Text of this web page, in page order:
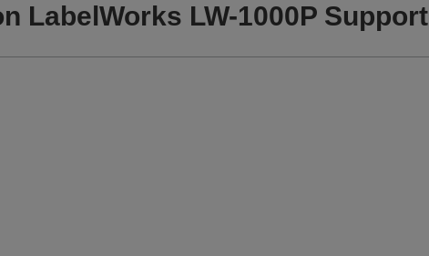
LabelWorks LW-1000P Support